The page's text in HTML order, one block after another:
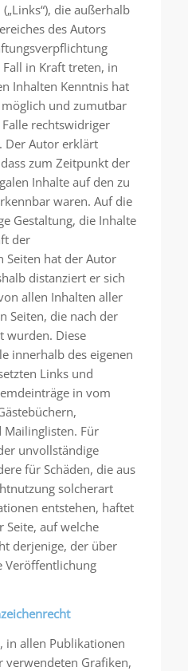
die außerhalb
des Autors
in Kraft treten, in
Inhalten Kenntnis hat
und zumutbar
rechtswidriger
Der Autor erklärt
zum Zeitpunkt der
Inhalte auf den zu
waren. Auf die
Gestaltung, die Inhalte
der
hat der Autor
distanziert er sich
allen Inhalten aller
Seiten, die nach der
wurden. Diese
innerhalb des eigenen
Links und
in vom
Mailinglisten. Für
unvollständige
für Schäden, die aus
solcherart
entstehen, haftet
Seite, auf welche
derjenige, der über
Veröffentlichung
in allen Publikationen
verwendeten Grafiken,